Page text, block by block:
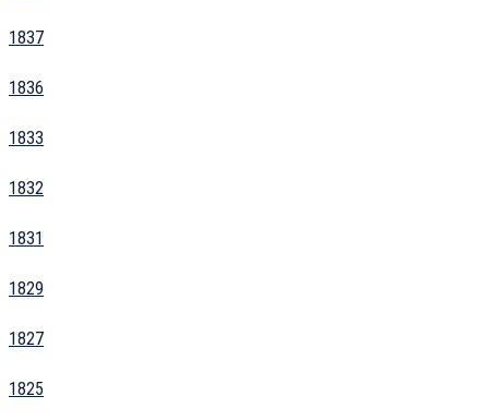
1837
1836
1833
1832
1831
1829
1827
1825